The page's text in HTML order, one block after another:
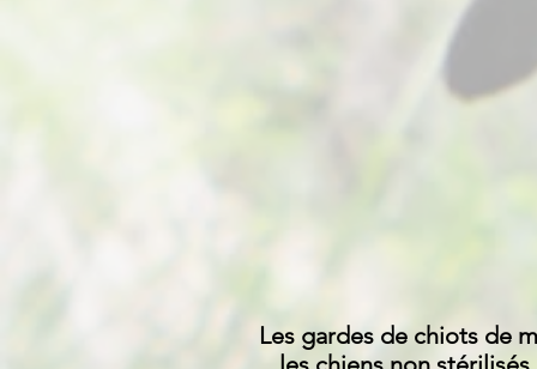
Les gardes de chiots de